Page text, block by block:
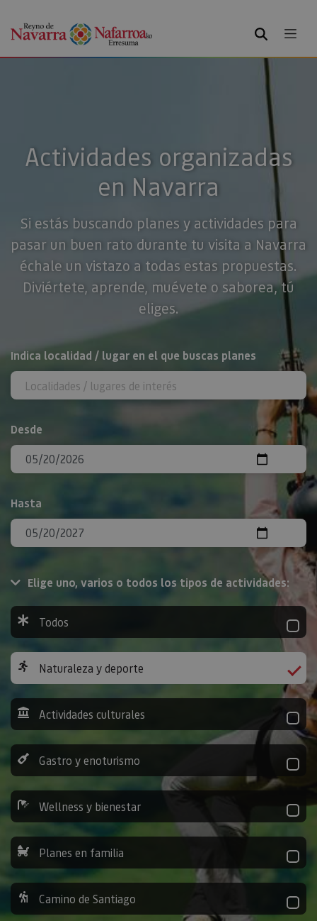
BUSCAR
Actividades organizadas
en Navarra
Si estás buscando planes y actividades para
pasar un buen rato durante tu visita a Navarra
échale un vistazo a todas estas propuestas.
Diviértete, aprende, muévete o saborea, tú
eliges.
BUSCAR
Indica localidad / lugar en el que buscas planes
Desde
Hasta
Elige uno, varios o todos los tipos de actividades:
Todos
Naturaleza y deporte
Actividades culturales
Gastro y enoturismo
Wellness y bienestar
Planes en familia
Camino de Santiago